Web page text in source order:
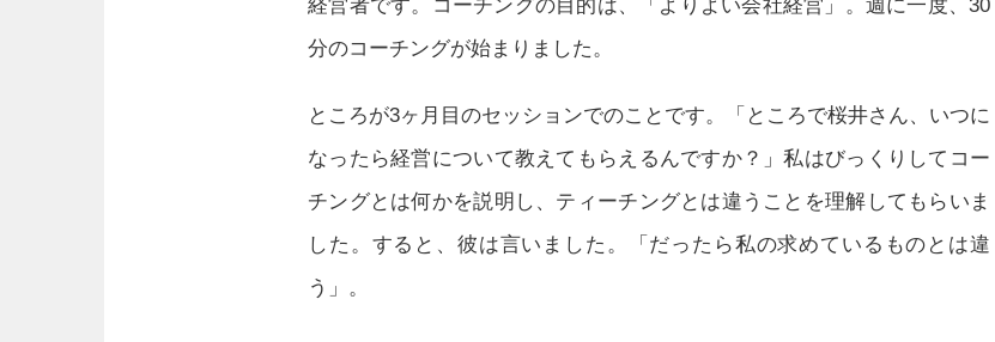
経営者です。コーチングの目的は、「よりよい会社経営」。週に一度、30
分のコーチングが始まりました。
ところが3ヶ月目のセッションでのことです。「ところで桜井さん、いつに
なったら経営について教えてもらえるんですか？」私はびっくりしてコー
チングとは何かを説明し、ティーチングとは違うことを理解してもらいま
した。すると、彼は言いました。「だったら私の求めているものとは違
う」。